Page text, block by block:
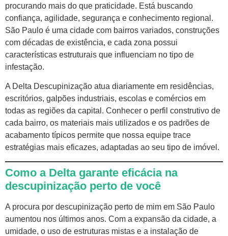
procurando mais do que praticidade. Está buscando
confiança, agilidade, segurança e conhecimento regional.
São Paulo é uma cidade com bairros variados, construções
com décadas de existência, e cada zona possui
características estruturais que influenciam no tipo de
infestação.
A Delta Descupinização atua diariamente em residências,
escritórios, galpões industriais, escolas e comércios em
todas as regiões da capital. Conhecer o perfil construtivo de
cada bairro, os materiais mais utilizados e os padrões de
acabamento típicos permite que nossa equipe trace
estratégias mais eficazes, adaptadas ao seu tipo de imóvel.
Como a Delta garante eficácia na
descupinização perto de você
A procura por descupinização perto de mim em São Paulo
aumentou nos últimos anos. Com a expansão da cidade, a
umidade, o uso de estruturas mistas e a instalação de